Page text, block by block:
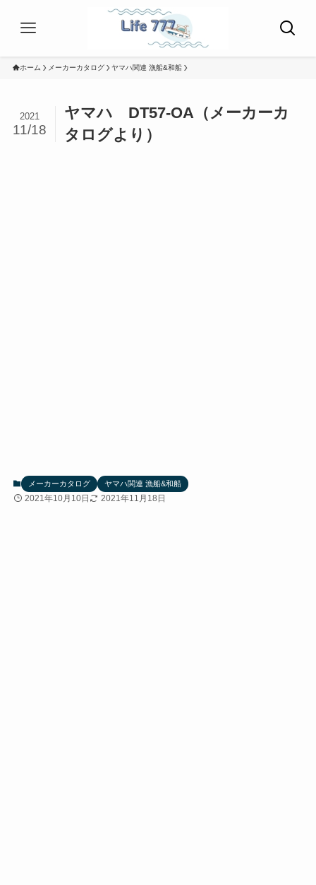
ホーム メーカーカタログ ヤマハ関連 漁船&和船
ヤマハ DT57-OA（メーカーカ
タログより）
2021
11/18
メーカーカタログ ヤマハ関連 漁船&和船
2021年10月10日 2021年11月18日